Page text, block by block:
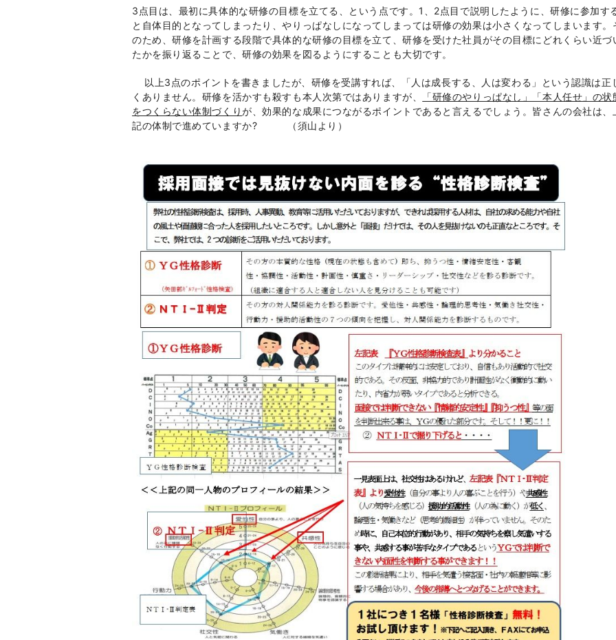
3点目は、最初に具体的な研修の目標を立てる、という点です。1 2点目で説明したように、研修に参加す
と自体目的となってしまったり、やりっぱなしになってしまっては研修の効果は小さくなってしまいます。
のため、研修を計画する段階で具体的な研修の目標を立て、研修を受けた社員がその目標にどれくらい近づ
たかを振り返ることで、研修の効果を図るようにすることも大切です。
以上3 点のポイントを書きましたが、研修を受講すれば、「人は成長する、人は変わる」という認識は正
くありません。研修を活かすも殺すも本人次第ではありますが、
「研修のやりっぱなし」「本人任せ」の状
をつくらない体制づくりが、効果的な成果につながるポイントであると言えるでしょう。皆さんの会社は、
記の体制で進めていますか? （須山より）